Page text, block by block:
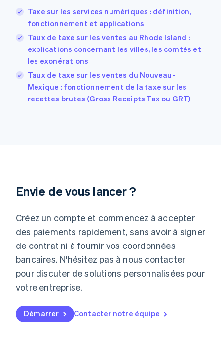
Taxe sur les services numériques : définition,
fonctionnement et applications
Taux de taxe sur les ventes au Rhode Island :
explications concernant les villes, les comtés et
les exonérations
Taux de taxe sur les ventes du Nouveau-
Mexique : fonctionnement de la taxe sur les
recettes brutes (Gross Receipts Tax ou GRT)
Envie de vous lancer ?
Créez un compte et commencez à accepter
des paiements rapidement, sans avoir à signer
de contrat ni à fournir vos coordonnées
bancaires. N'hésitez pas à nous contacter
pour discuter de solutions personnalisées pour
votre entreprise.
Démarrer Contacter notre équipe
EspañolEnglish
Estonie
États-Unis
EnglishEspañol 简体中文
Finlande
France
FrançaisEnglish
Gibraltar
English
Italie
Japon
日本語
Lettonie
English
Liechtenstein
DeutschEnglish
English
FrançaisDeutschEnglish
Malaisie